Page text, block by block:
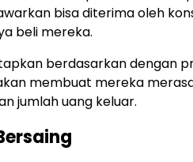
bisa diterima oleh
beli mereka.
berdasarkan dengan
membuat mereka
jumlah uang keluar.